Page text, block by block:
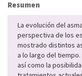
Resumen
La evolución del
perspectiva de los
mostrado distintos
a lo largo del
así como la